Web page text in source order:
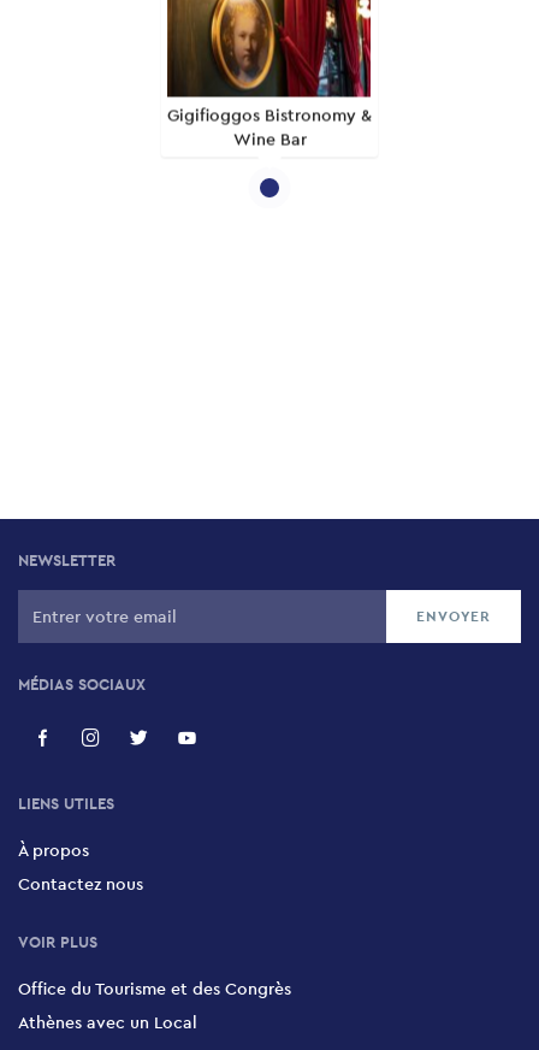
Gigifioggos Bistronomy &
Wine Bar
NEWSLETTER
MÉDIAS SOCIAUX
LIENS UTILES
À propos
Contactez nous
VOIR PLUS
Office du Tourisme et des Congrès
Athènes avec un Local